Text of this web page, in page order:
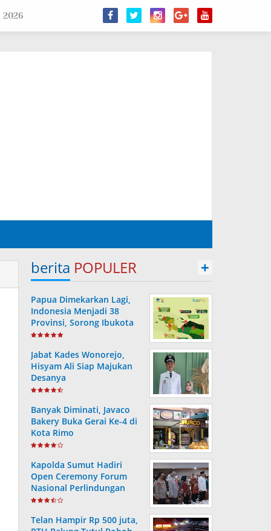
2026
berita POPULER +
Papua Dimekarkan Lagi,
Indonesia Menjadi 38
Provinsi, Sorong Ibukota
Provinsi ke 38
Jabat Kades Wonorejo,
Hisyam Ali Siap Majukan
Desanya
Banyak Diminati, Javaco
Bakery Buka Gerai Ke-4 di
Kota Rimo
Kapolda Sumut Hadiri
Open Ceremony Forum
Nasional Perlindungan
Anak ke-V Tahun 2022
Telan Hampir Rp 500 juta,